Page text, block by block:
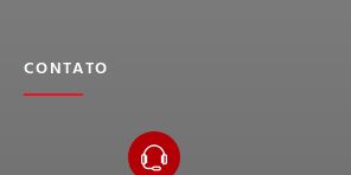
CONTATO